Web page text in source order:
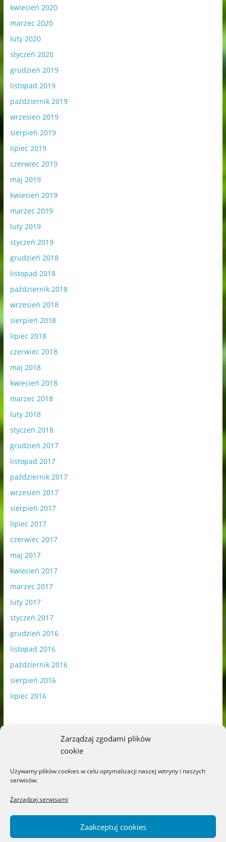
Zarządzaj zgodami plików
cookie
Używamy plików cookies w celu optymalizacji naszej witryny i naszych
serwisów.
Zarządzaj serwisami
Zaakceptuj cookies
kwiecień 2020
marzec 2020
luty 2020
styczeń 2020
grudzień 2019
listopad 2019
październik 2019
wrzesień 2019
sierpień 2019
lipiec 2019
czerwiec 2019
maj 2019
kwiecień 2019
marzec 2019
luty 2019
styczeń 2019
grudzień 2018
listopad 2018
październik 2018
wrzesień 2018
sierpień 2018
lipiec 2018
czerwiec 2018
maj 2018
kwiecień 2018
marzec 2018
luty 2018
styczeń 2018
grudzień 2017
listopad 2017
październik 2017
wrzesień 2017
sierpień 2017
lipiec 2017
czerwiec 2017
maj 2017
kwiecień 2017
marzec 2017
luty 2017
styczeń 2017
grudzień 2016
listopad 2016
październik 2016
sierpień 2016
lipiec 2016